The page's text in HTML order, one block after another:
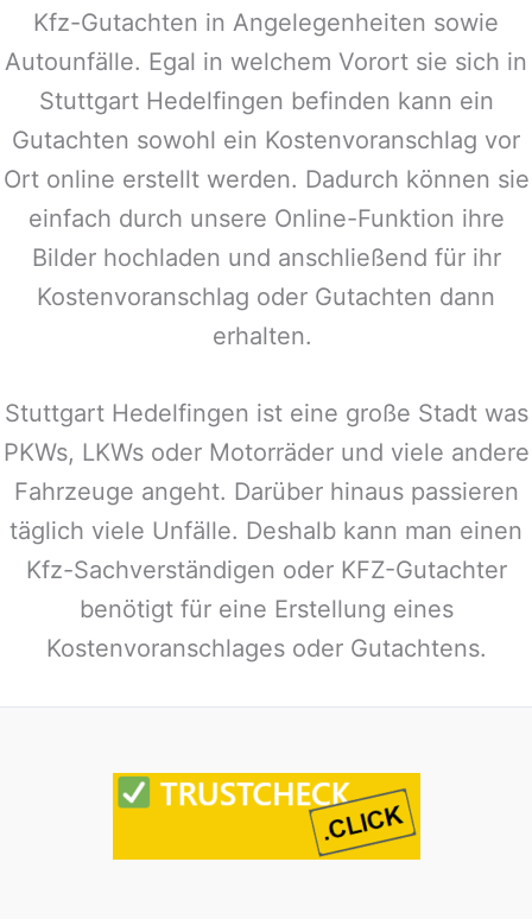
Kfz-Gutachten in Angelegenheiten sowie
Autounfälle. Egal in welchem Vorort sie sich in
Stuttgart Hedelfingen befinden kann ein
Gutachten sowohl ein Kostenvoranschlag vor
Ort online erstellt werden. Dadurch können sie
einfach durch unsere Online-Funktion ihre
Bilder hochladen und anschließend für ihr
Kostenvoranschlag oder Gutachten dann
erhalten.
Stuttgart Hedelfingen ist eine große Stadt was
PKWs, LKWs oder Motorräder und viele andere
Fahrzeuge angeht. Darüber hinaus passieren
täglich viele Unfälle. Deshalb kann man einen
Kfz-Sachverständigen oder KFZ-Gutachter
benötigt für eine Erstellung eines
Kostenvoranschlages oder Gutachtens.